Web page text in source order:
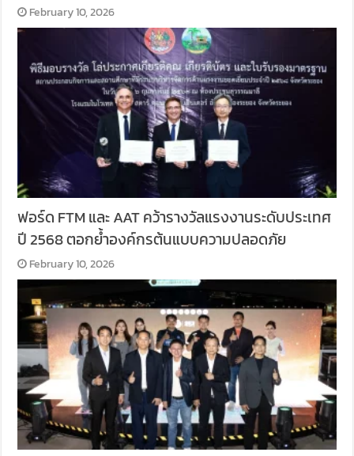
February 10, 2026
ฟอร์ด FTM และ AAT คว้ารางวัลแรงงานระดับประเทศ
ปี 2568 ตอกย้ำองค์กรต้นแบบความปลอดภัย
February 10, 2026